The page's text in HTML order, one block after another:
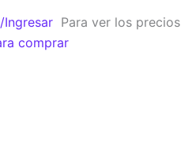
Ingresar Para ver los precios
comprar